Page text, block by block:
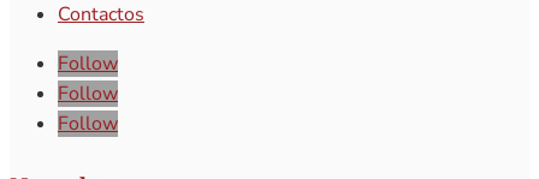
Contactos
Follow
Follow
Follow